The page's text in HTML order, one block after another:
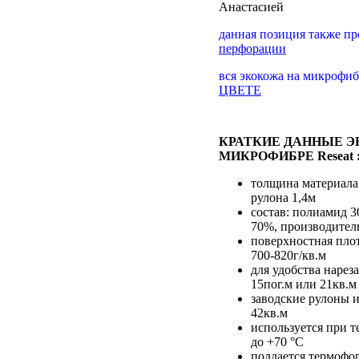
Анастасией
данная позиция также
перфорации
вся экокожа на
ЦВЕТЕ
КРАТКИЕ ДАННЫЕ
МИКРОФИБРЕ Reseat
толщина
рулона 1,4м
состав: полиамид
70%,
поверхностная
700-820г/кв.м
для удобства
15пог.м или 21кв.м
заводские рулоны
42кв.м
используется при
до +70 °С
поддается